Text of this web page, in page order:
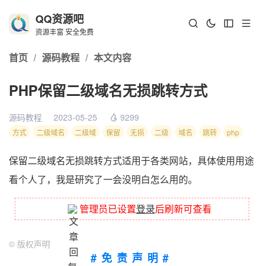
QQ资源吧
资源丰富 安全免费
首页 / 源码教程 / 本文内容
PHP保留二级域名无损跳转方式
源码教程 2023-05-25 9299
方式 二级域名 二级域 保留 无损 二级 域名 跳转 php
保留二级域名无损跳转方式适用于各类网站，具体使用用途
看个人了，我是研究了一会没明白怎么用的。
管理员已设置登录后刷新可查看
© 版权声明
#免责声明#